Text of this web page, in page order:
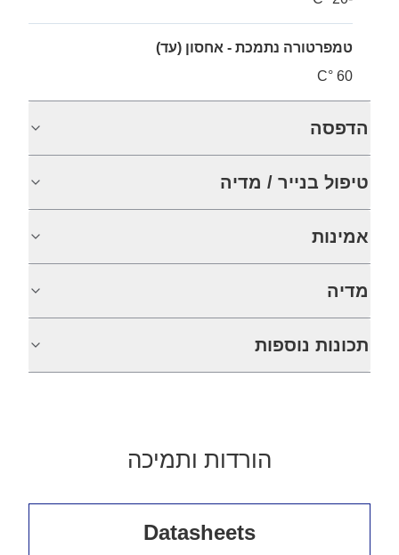
טמפרטורה נתמכת - אחסון (עד)
60 °C
הדפסה
טיפול בנייר / מדיה
אמינות
מדיה
תכונות נוספות
הורדות ותמיכה
Datasheets